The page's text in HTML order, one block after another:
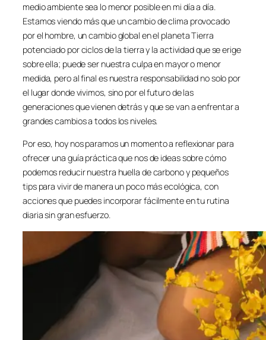
medio ambiente sea lo menor posible en mi día a día.
Estamos viendo más que un cambio de clima provocado
por el hombre, un cambio global en el planeta Tierra
potenciado por ciclos de la tierra y la actividad que se erige
sobre ella; puede ser nuestra culpa en mayor o menor
medida, pero al final es nuestra responsabilidad no solo por
el lugar donde vivimos, sino por el futuro de las
generaciones que vienen detrás y que se van a enfrentar a
grandes cambios a todos los niveles.
Por eso, hoy nos paramos un momento a reflexionar para
ofrecer una guía práctica que nos de ideas sobre cómo
podemos reducir nuestra huella de carbono y pequeños
tips para vivir de manera un poco más ecológica, con
acciones que puedes incorporar fácilmente en tu rutina
diaria sin gran esfuerzo.